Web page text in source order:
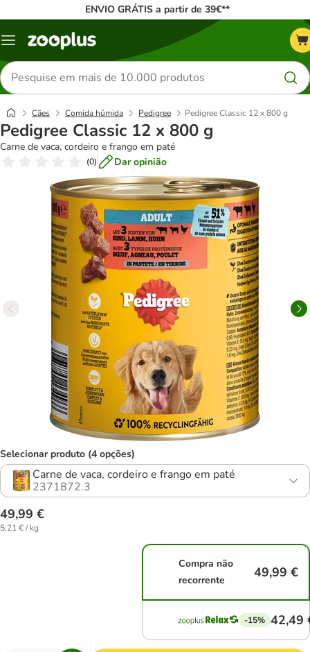
ENVIO GRÁTIS a partir de 39€**
Menu
Pesquisar
produtos
Cães Comida húmida Pedigree Pedigree Classic 12 x 800 g
Pedigree Classic 12 x 800 g
Carne de vaca, cordeiro e frango em paté
(0) Dar opinião
Selecionar produto (4 opções)
Carne de vaca, cordeiro e frango em paté
2371872.3
49,99 €
5,21 € / kg
Compra não
recorrente
49,99 €
-15% 42,49